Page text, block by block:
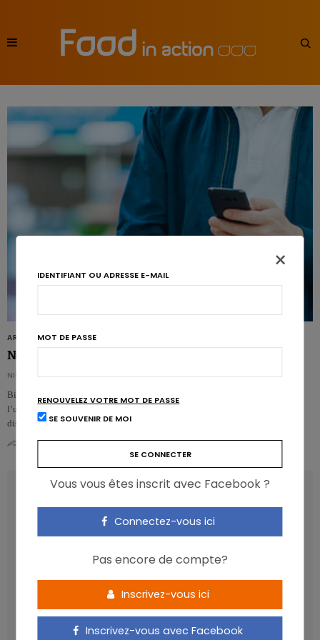
ARTICLES
Nutri-Score et fake news
NICOLAS GUGGENBÜHL
Bien qu’il soit largement plébiscité, le Nutri-Score ne fait pour autant
l’unanimité. Certains exemples caricaturaux sont utilisés pour tenter de le
discréd…
2
RECENT POSTS
Les anthocyanines bénéfiques pour la santé
Manger sucré augmente-t-il l’attrait pour le sucré ?
Un microbiote sain, c’est bien, mais c’est quoi ?
Poisson, contaminants et oméga-3 : quelles
recommandations ?
×
IDENTIFIANT OU ADRESSE E-MAIL
MOT DE PASSE
RENOUVELEZ VOTRE MOT DE PASSE
SE SOUVENIR DE MOI
Vous vous êtes inscrit avec Facebook ?
Connectez-vous ici
Pas encore de compte?
Inscrivez-vous ici
Inscrivez-vous avec Facebook